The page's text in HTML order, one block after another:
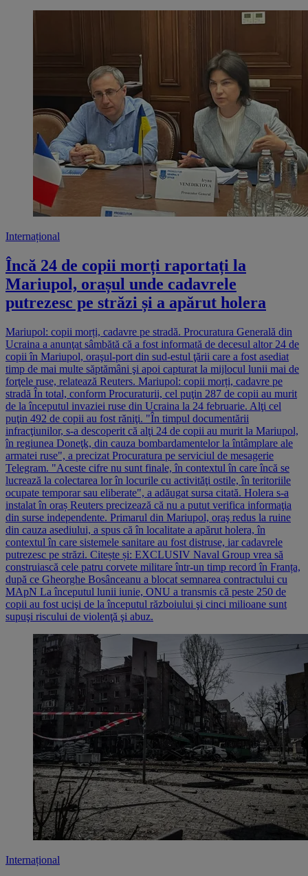
Internațional
Încă 24 de copii morți raportați la
Mariupol, orașul unde cadavrele
putrezesc pe străzi și a apărut holera
Mariupol: copii morți, cadavre pe stradă. Procuratura Generală din
Ucraina a anunţat sâmbătă că a fost informată de decesul altor 24 de
copii în Mariupol, oraşul-port din sud-estul ţării care a fost asediat
timp de mai multe săptămâni şi apoi capturat la mijlocul lunii mai de
forţele ruse, relatează Reuters. Mariupol: copii morți, cadavre pe
stradă În total, conform Procuraturii, cel puţin 287 de copii au murit
de la începutul invaziei ruse din Ucraina la 24 februarie. Alţi cel
puţin 492 de copii au fost răniţi. "În timpul documentării
infracţiunilor, s-a descoperit că alţi 24 de copii au murit la Mariupol,
în regiunea Doneţk, din cauza bombardamentelor la întâmplare ale
armatei ruse", a precizat Procuratura pe serviciul de mesagerie
Telegram. "Aceste cifre nu sunt finale, în contextul în care încă se
lucrează la colectarea lor în locurile cu activităţi ostile, în teritoriile
ocupate temporar sau eliberate", a adăugat sursa citată. Holera s-a
instalat în oraș Reuters precizează că nu a putut verifica informaţia
din surse independente. Primarul din Mariupol, oraş redus la ruine
din cauza asediului, a spus că în localitate a apărut holera, în
contextul în care sistemele sanitare au fost distruse, iar cadavrele
putrezesc pe străzi. Citește și: EXCLUSIV Naval Group vrea să
construiască cele patru corvete militare într-un timp record în Franța,
după ce Gheorghe Bosânceanu a blocat semnarea contractului cu
MApN La începutul lunii iunie, ONU a transmis că peste 250 de
copii au fost ucişi de la începutul războiului şi cinci milioane sunt
supuşi riscului de violenţă şi abuz.
Internațional